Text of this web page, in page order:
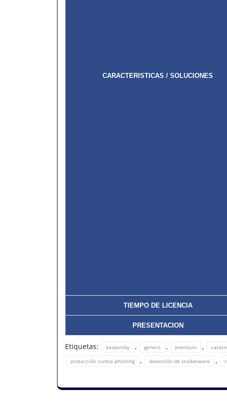
CARACTERISTICAS / SOLUCIONES
TIEMPO DE LICENCIA
PRESENTACION
Etiquetas: kaspersky , genero , premium ,
protección contra phishing , detección de stalkerware ,